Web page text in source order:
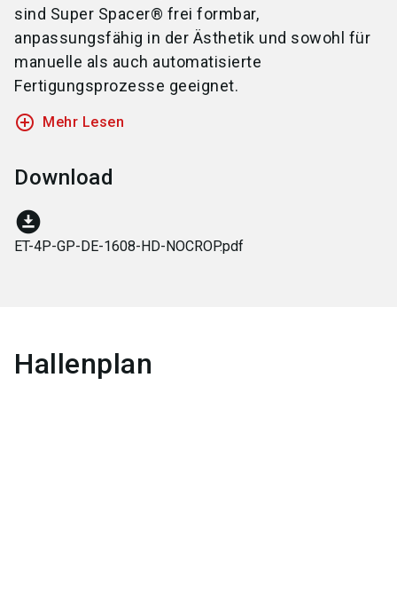
sind Super Spacer® frei formbar,
anpassungsfähig in der Ästhetik und sowohl für
manuelle als auch automatisierte
Fertigungsprozesse geeignet.
add_circle_outline Mehr Lesen
Download
download_for_offline
ET-4P-GP-DE-1608-HD-NOCROP.pdf
Hallenplan